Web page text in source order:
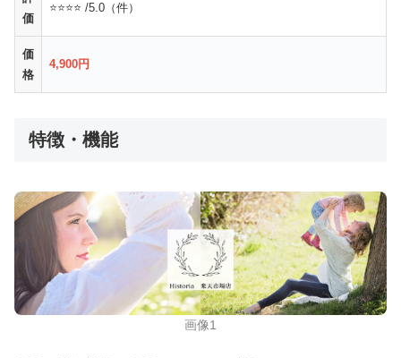
価
⭐⭐⭐⭐ /5.0（件）
価
格
4,900円
特徴・機能
画像1